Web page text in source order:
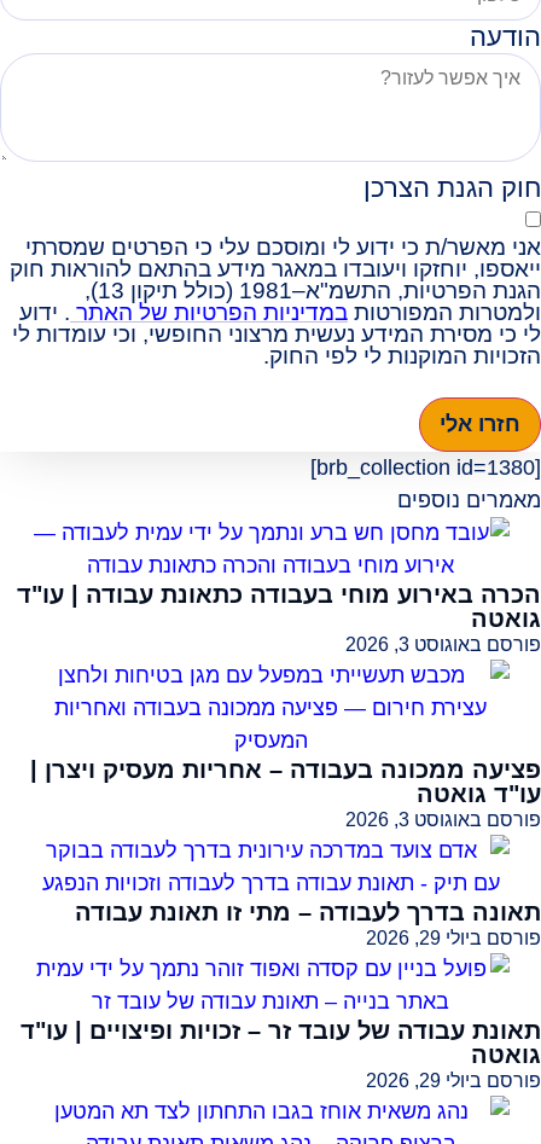
הודעה
חוק הגנת הצרכן
אני מאשר/ת כי ידוע לי ומוסכם עלי כי הפרטים שמסרתי
ייאספו, יוחזקו ויעובדו במאגר מידע בהתאם להוראות חוק
הגנת הפרטיות, התשמ"א–1981 (כולל תיקון 13),
ולמטרות המפורטות במדיניות הפרטיות של האתר . ידוע
לי כי מסירת המידע נעשית מרצוני החופשי, וכי עומדות לי
הזכויות המוקנות לי לפי החוק.
חזרו אלי
[brb_collection id=1380]
מאמרים נוספים
הכרה באירוע מוחי בעבודה כתאונת עבודה | עו"ד
גואטה
פורסם באוגוסט 3, 2026
פציעה ממכונה בעבודה – אחריות מעסיק ויצרן |
עו"ד גואטה
פורסם באוגוסט 3, 2026
תאונה בדרך לעבודה – מתי זו תאונת עבודה
פורסם ביולי 29, 2026
תאונת עבודה של עובד זר – זכויות ופיצויים | עו"ד
גואטה
פורסם ביולי 29, 2026